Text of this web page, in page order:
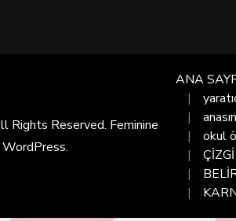
Rights Reserved. Feminine
WordPress.
ANA
okul